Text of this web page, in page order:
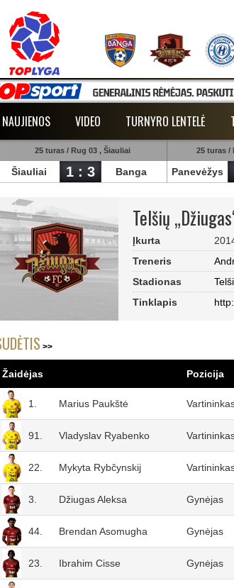
NAUJIENOS VIDEO TURNYRO LENTELĖ
25 turas / Rug 03 , Šiauliai
Šiauliai 1 : 3 Banga
25 turas /
Panevėžys
Telšių
Įkurta
Treneris
Stadionas
Tinklapis
Žaidėjas Pozicija
1. Marius Paukštė
91. Vladyslav Ryabenko
22. Mykyta Rybčynskij
3. Džiugas Aleksa Gynėjas
44. Brendan Asomugha Gynėjas
23. Ibrahim Cisse Gynėjas